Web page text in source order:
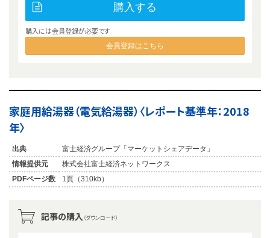
購入する
購入には会員登録が必要です
会員登録はこちら
家庭用給湯器（電気給湯器）〈レポート基準年：2018
年〉
出典
富士経済グループ「マーケットシェアデータ」
情報提供元
株式会社富士経済ネットワークス
PDFページ数
1頁（310kb）
記事の購入 （ダウンロード）